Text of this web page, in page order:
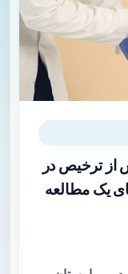
از ترخیص در
یک مطالعه